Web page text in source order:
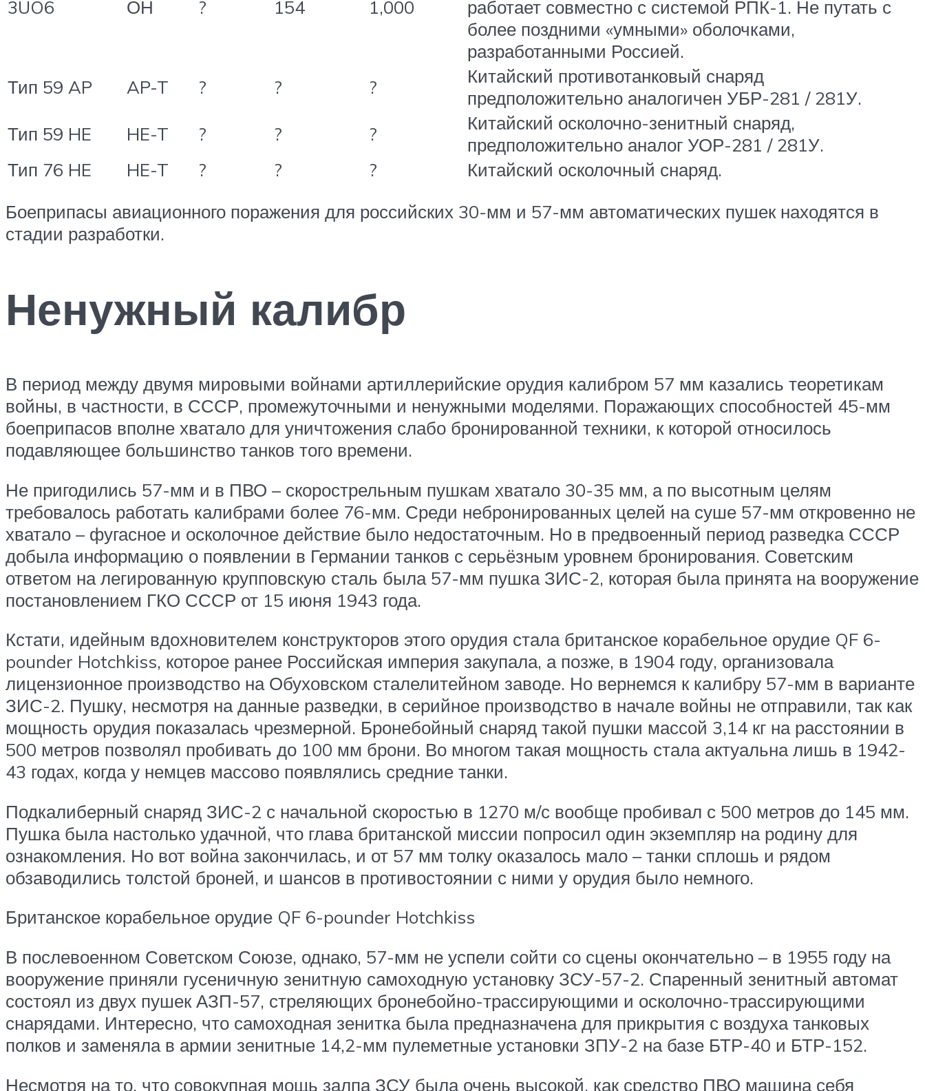
3UO6 ОН ? 154 1,000
работает совместно с системой РПК-1. Не путать с
более поздними «умными» оболочками,
разработанными Россией.
Тип 59 AP
AP-T ? ? ?
Китайский противотанковый снаряд
предположительно аналогичен УБР-281 / 281У.
Тип 59 HE
HE-T ? ? ?
Китайский осколочно-зенитный снаряд,
предположительно аналог УОР-281 / 281У.
Тип 76 HE
HE-T ? ? ?
Китайский осколочный снаряд.
Боеприпасы авиационного поражения для российских 30-мм и 57-мм автоматических пушек находятся в
стадии разработки.
Ненужный калибр
В период между двумя мировыми войнами артиллерийские орудия калибром 57 мм казались теоретикам
войны, в частности, в СССР, промежуточными и ненужными моделями. Поражающих способностей 45-мм
боеприпасов вполне хватало для уничтожения слабо бронированной техники, к которой относилось
подавляющее большинство танков того времени.
Не пригодились 57-мм и в ПВО – скорострельным пушкам хватало 30-35 мм, а по высотным целям
требовалось работать калибрами более 76-мм. Среди небронированных целей на суше 57-мм откровенно не
хватало – фугасное и осколочное действие было недостаточным. Но в предвоенный период разведка СССР
добыла информацию о появлении в Германии танков с серьёзным уровнем бронирования. Советским
ответом на легированную крупповскую сталь была 57-мм пушка ЗИС-2, которая была принята на вооружение
постановлением ГКО СССР от 15 июня 1943 года.
Кстати, идейным вдохновителем конструкторов этого орудия стала британское корабельное орудие QF 6-
pounder Hotchkiss, которое ранее Российская империя закупала, а позже, в 1904 году, организовала
лицензионное производство на Обуховском сталелитейном заводе. Но вернемся к калибру 57-мм в варианте
ЗИС-2. Пушку, несмотря на данные разведки, в серийное производство в начале войны не отправили, так как
мощность орудия показалась чрезмерной. Бронебойный снаряд такой пушки массой 3,14 кг на расстоянии в
500 метров позволял пробивать до 100 мм брони. Во многом такая мощность стала актуальна лишь в 1942-
43 годах, когда у немцев массово появлялись средние танки.
Подкалиберный снаряд ЗИС-2 с начальной скоростью в 1270 м/с вообще пробивал с 500 метров до 145 мм.
Пушка была настолько удачной, что глава британской миссии попросил один экземпляр на родину для
ознакомления. Но вот война закончилась, и от 57 мм толку оказалось мало – танки сплошь и рядом
обзаводились толстой броней, и шансов в противостоянии с ними у орудия было немного.
Британское корабельное орудие QF 6-pounder Hotchkiss
В послевоенном Советском Союзе, однако, 57-мм не успели сойти со сцены окончательно – в 1955 году на
вооружение приняли гусеничную зенитную самоходную установку ЗСУ-57-2. Спаренный зенитный автомат
состоял из двух пушек АЗП-57, стреляющих бронебойно-трассирующими и осколочно-трассирующими
снарядами. Интересно, что самоходная зенитка была предназначена для прикрытия с воздуха танковых
полков и заменяла в армии зенитные 14,2-мм пулеметные установки ЗПУ-2 на базе БТР-40 и БТР-152.
Несмотря на то, что совокупная мощь залпа ЗСУ была очень высокой, как средство ПВО машина себя